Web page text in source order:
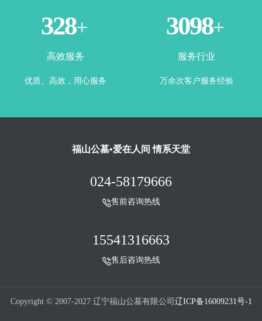
365+
高效服务
优质、高效，用心服务
3500+
服务行业
万余次客户服务经验
福山公墓•爱在人间 情系天堂
024-58179666
售前咨询热线
15541316663
售后咨询热线
Copyright © 2007-2027 辽宁福山公墓有限公司 辽ICP备16009231号-1